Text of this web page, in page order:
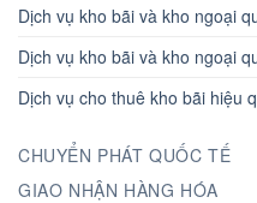
Dịch vụ kho bãi và kho ngoại
Dịch vụ kho bãi và kho ngoại
Dịch vụ cho thuê kho bãi hiệu
CHUYỂN PHÁT QUỐC TẾ
GIAO NHẬN HÀNG HÓA